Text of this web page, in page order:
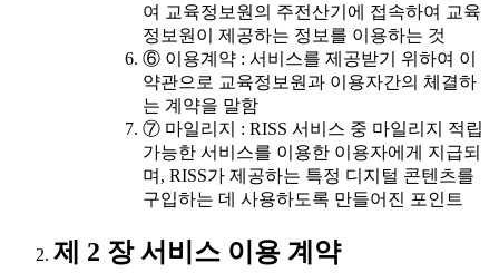
여 교육정보원의 주전산기에 접속하여 교육
정보원이 제공하는 정보를 이용하는 것
⑥ 이용계약 : 서비스를 제공받기 위하여 이
약관으로 교육정보원과 이용자간의 체결하
는 계약을 말함
⑦ 마일리지 : RISS 서비스 중 마일리지 적립
가능한 서비스를 이용한 이용자에게 지급되
며, RISS가 제공하는 특정 디지털 콘텐츠를
구입하는 데 사용하도록 만들어진 포인트
제 2 장 서비스 이용 계약